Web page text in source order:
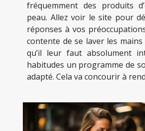
fréquemment des produits
peau. Allez voir le site pour
réponses à vos
contente de se laver les mains
qu’il leur faut absolument
habitudes un programme de
adapté. Cela va concourir à